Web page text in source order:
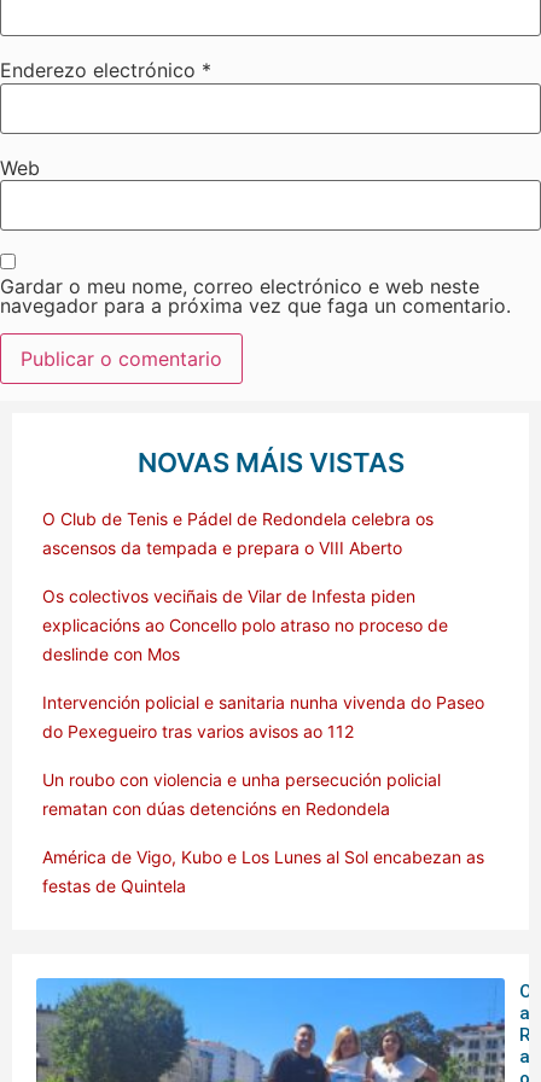
Enderezo electrónico *
Web
Gardar o meu nome, correo electrónico e web neste
navegador para a próxima vez que faga un comentario.
NOVAS MÁIS VISTAS
O Club de Tenis e Pádel de Redondela celebra os
ascensos da tempada e prepara o VIII Aberto
Os colectivos veciñais de Vilar de Infesta piden
explicacións ao Concello polo atraso no proceso de
deslinde con Mos
Intervención policial e sanitaria nunha vivenda do Paseo
do Pexegueiro tras varios avisos ao 112
Un roubo con violencia e unha persecución policial
rematan con dúas detencións en Redondela
América de Vigo, Kubo e Los Lunes al Sol encabezan as
festas de Quintela
O